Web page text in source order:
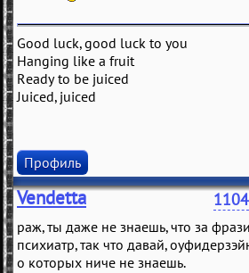
Good luck, good luck to you
Hanging like a fruit
Ready to be juiced
Juiced, juiced
Профиль
Vendetta 1104
раж, ты даже не знаешь, что за
психиатр, так что давай,
о которых ниче не знаешь.